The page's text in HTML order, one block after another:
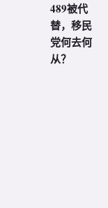
489被代
替，移民
党何去何
从？